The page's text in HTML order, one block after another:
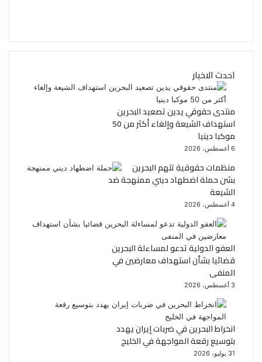
ك
احدث الاخبار
منتدى حقوقي يدين تصعيد البحرين
استهداف الشيعة وإلغاء أكثر من 50
موكبا دينيا
6 أغسطس، 2026
منظمات حقوقية تتهم البحرين
بشن حملة اضطهاد ديني ممنهجة ضد
الشيعة
4 أغسطس، 2026
العفو الدولية تدعو لمساءلة البحرين
قضائيا بشأن استهداف معارضين في
المنفى
3 أغسطس، 2026
انخراط البحرين في ضربات إيران يهدد
بتوسيع رقعة المواجهة في الخليج
31 يوليو، 2026